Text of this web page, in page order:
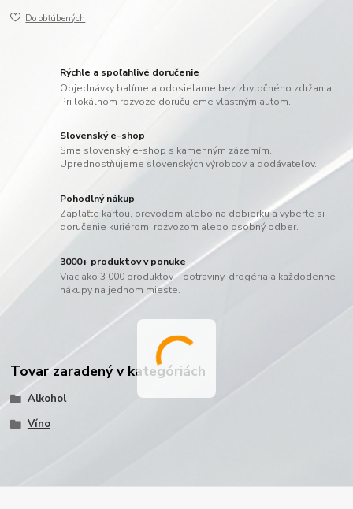
Do obľúbených
Rýchle a spoľahlivé doručenie
Objednávky balíme a odosielame bez zbytočného zdržania.
Pri lokálnom rozvoze doručujeme vlastným autom.
Slovenský e-shop
Sme slovenský e-shop s kamenným zázemím.
Uprednostňujeme slovenských výrobcov a dodávateľov.
Pohodlný nákup
Zaplaťte kartou, prevodom alebo na dobierku a vyberte si
doručenie kuriérom, rozvozom alebo osobný odber.
3000+ produktov v ponuke
Viac ako 3 000 produktov – potraviny, drogéria a každodenné
nákupy na jednom mieste.
Tovar zaradený v kategóriách
Alkohol
Víno